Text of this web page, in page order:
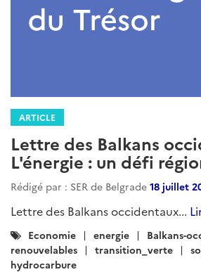
ARTICLE
Lettre des Balkans
L'énergie : un défi
Rédigé par : SER de Belgrade 18 juillet
Lettre des Balkans occidentaux...
Catégories
:
Economie energie
Balkans-
renouvelables
transition_verte
hydrocarbure